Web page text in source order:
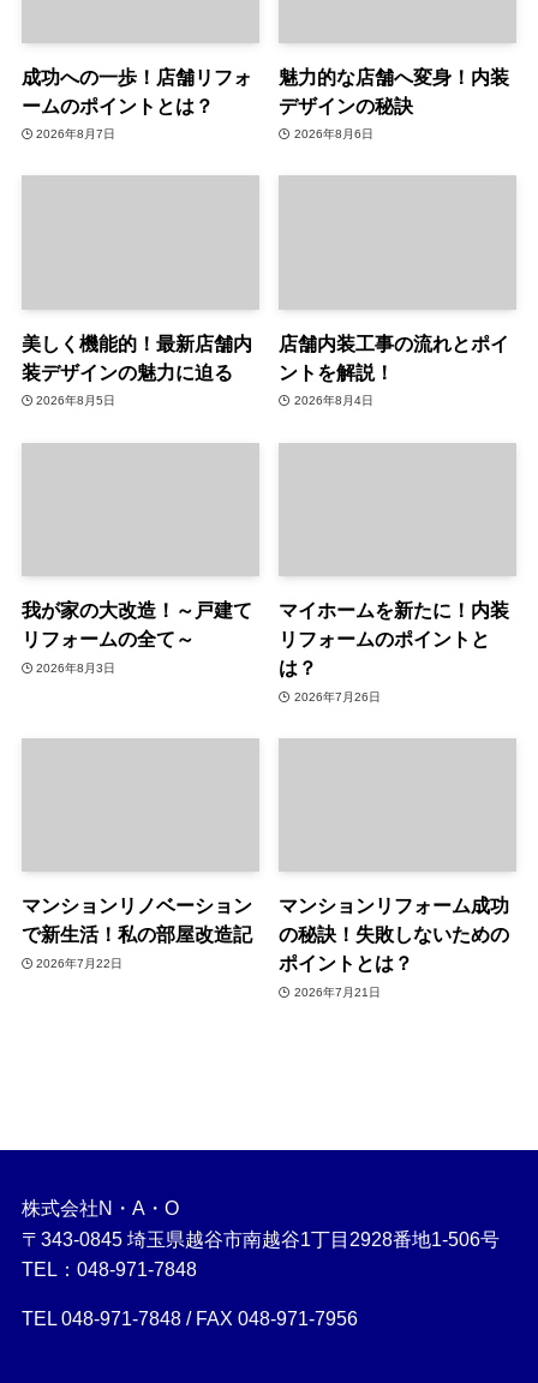
成功への一歩！店舗リフォ
ームのポイントとは？
2026年8月7日
魅力的な店舗へ変身！内装
デザインの秘訣
2026年8月6日
美しく機能的！最新店舗内
装デザインの魅力に迫る
2026年8月5日
店舗内装工事の流れとポイ
ントを解説！
2026年8月4日
我が家の大改造！～戸建て
リフォームの全て～
2026年8月3日
マイホームを新たに！内装
リフォームのポイントと
は？
2026年7月26日
マンションリノベーション
で新生活！私の部屋改造記
2026年7月22日
マンションリフォーム成功
の秘訣！失敗しないための
ポイントとは？
2026年7月21日
株式会社N・A・O
〒343-0845 埼玉県越谷市南越谷1丁目2928番地1-506号
TEL：048-971-7848
TEL 048-971-7848 / FAX 048-971-7956